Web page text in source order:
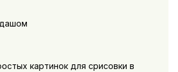
картинок для срисовки в